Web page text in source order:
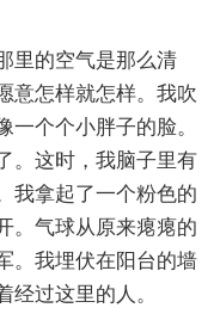
里的空气是那么清
意怎样就怎样。我吹
个个小胖子的脸。
。这时，我脑子里有
我拿起了一个粉色的
。气球从原来瘪瘪的
。我埋伏在阳台的墙
过这里的人。